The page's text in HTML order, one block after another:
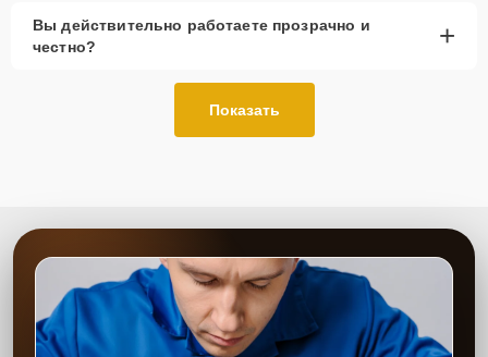
Вы действительно работаете прозрачно и
честно?
+
Показать